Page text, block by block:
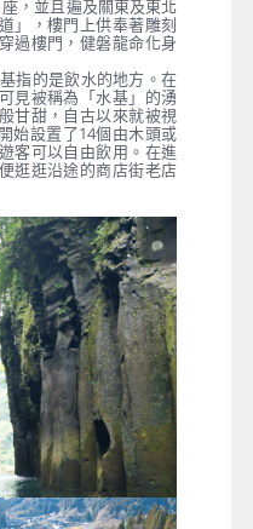
，並且遍及關東及東北
」，樓門上供奉著雕刻
過樓門，健磐龍命化身
指的是飲水的地方。在
見被稱為「水基」的湧
甘甜，自古以來就被視
始設置了14個由木頭或
客可以自由飲用。在進
逛逛沿途的商店街老店